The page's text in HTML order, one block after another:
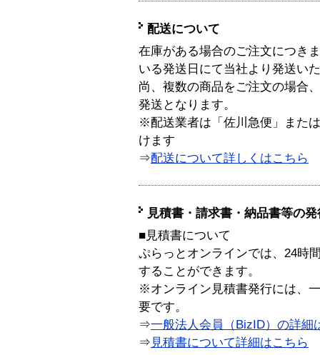
配送について
在庫がある場合のご注文につき
いる発送日にて当社より発送い
尚、複数の商品をご注文の場合
発送となります。
※配送業者は「佐川急便」また
けます
⇒配送について詳しくはこちら
見積書・請求書・納品書等の
■見積書について
ぷらっとオンラインでは、24時
することができます。
※オンライン見積書発行には、
要です。
⇒一般法人会員（BizID）の詳細
⇒ 見積書について詳細はこちら